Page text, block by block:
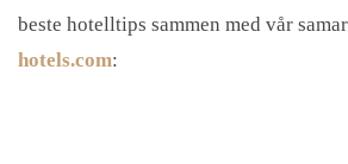
beste hotelltips sammen med vår
hotels.com: